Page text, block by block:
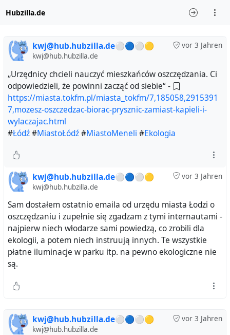
Hubzilla.de
vor 3 Jahren
kwj@hub.hubzilla.de⚪🔵⚪🟡
kwj@hub.hubzilla.de
„Urzędnicy chcieli nauczyć mieszkańców oszczędzania. Ci
odpowiedzieli, że powinni zacząć od siebie“ -
https://miasta.tokfm.pl/miasta_tokfm/7,185058,2915391
7,mozesz-oszczedzac-biorac-prysznic-zamiast-kapieli-i-
wylaczajac.html
#Łódź#MiastoŁódź#MiastoMeneli #Ekologia
vor 3 Jahren
kwj@hub.hubzilla.de⚪🔵⚪🟡
kwj@hub.hubzilla.de
Sam dostałem ostatnio emaila od urzędu miasta Łodzi o
oszczędzaniu i zupełnie się zgadzam z tymi internautami -
najpierw niech włodarze sami powiedzą, co zrobili dla
ekologii, a potem niech instruują innych. Te wszystkie
płatne iluminacje w parku itp. na pewno ekologiczne nie
są.
vor 3 Jahren
kwj@hub.hubzilla.de⚪🔵⚪🟡
kwj@hub.hubzilla.de